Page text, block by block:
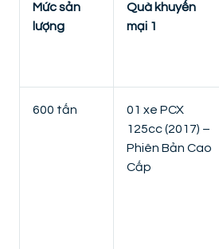
Mức sản
lượng
Quà khuyến
mại 1
600 tấn
01 xe PCX
125cc (2017) –
Phiên Bản Cao
Cấp